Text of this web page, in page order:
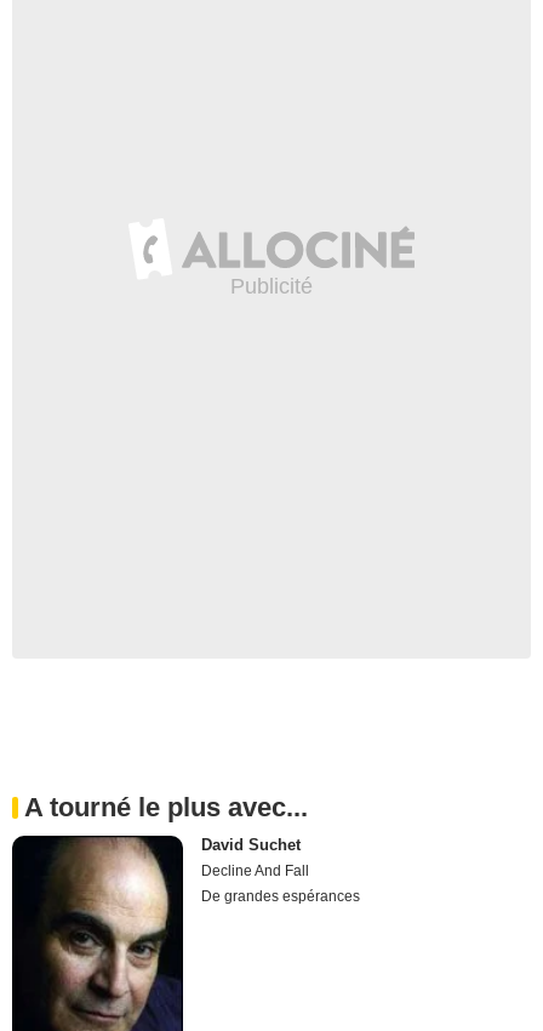
A tourné le plus avec...
David Suchet
Decline And Fall
De grandes espérances